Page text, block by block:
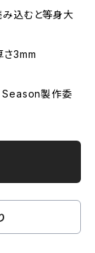
み込むと等身大
さ3mm
Season製作委